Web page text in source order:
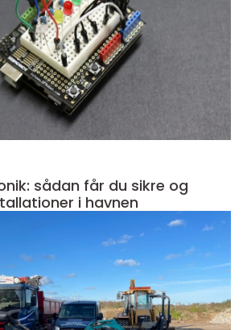
sådan får du sikre og
i havnen